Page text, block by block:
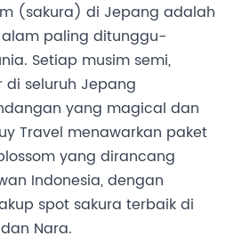
(sakura) di Jepang adalah
paling ditunggu-
Setiap musim semi,
seluruh Jepang
yang magical dan
Travel menawarkan paket
yang dirancang
Indonesia, dengan
spot sakura terbaik di
Nara.